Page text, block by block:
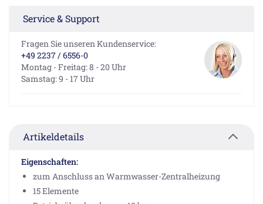
Service & Support
Fragen Sie unseren Kundenservice:
+49 2237 / 6556-0
Montag - Freitag: 8 - 20 Uhr
Samstag: 9 - 17 Uhr
Artikeldetails
Eigenschaften:
zum Anschluss an Warmwasser-Zentralheizung
15 Elemente